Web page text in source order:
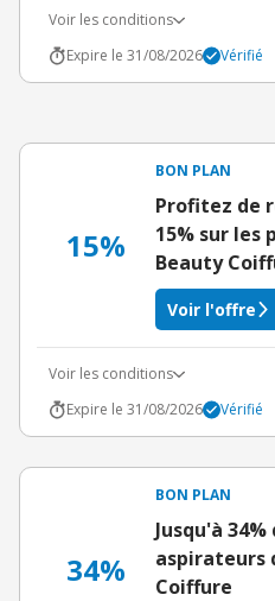
Voir les conditions
Expire le 31/08/2026
Vérifié
15%
BON PLAN
Profitez de
15% sur les
Beauty
Voir l'offre
Voir les conditions
Expire le 31/08/2026
Vérifié
34%
BON PLAN
Jusqu'à
aspirateurs
Coiffure